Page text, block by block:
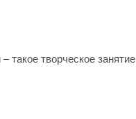
такое творческое занятие